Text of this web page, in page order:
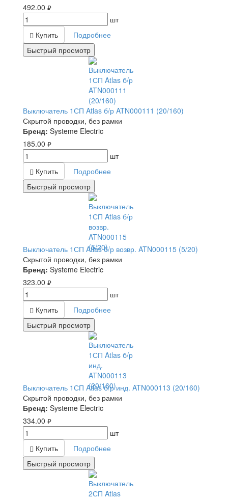
492.00 руб.
шт
Купить
Подробнее
Быстрый просмотр
Выключатель 1СП Atlas б/р ATN000111 (20/160)
Скрытой проводки, без рамки
Бренд: Systeme Electric
185.00 руб.
шт
Купить
Подробнее
Быстрый просмотр
Выключатель 1СП Atlas б/р возвр. ATN000115 (5/20)
Скрытой проводки, без рамки
Бренд: Systeme Electric
323.00 руб.
шт
Купить
Подробнее
Быстрый просмотр
Выключатель 1СП Atlas б/р инд. ATN000113 (20/160)
Скрытой проводки, без рамки
Бренд: Systeme Electric
334.00 руб.
шт
Купить
Подробнее
Быстрый просмотр